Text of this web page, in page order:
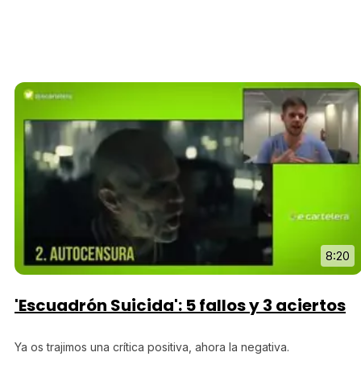
8:20
'Escuadrón Suicida': 5 fallos y 3 aciertos
Ya os trajimos una crítica positiva, ahora la negativa.